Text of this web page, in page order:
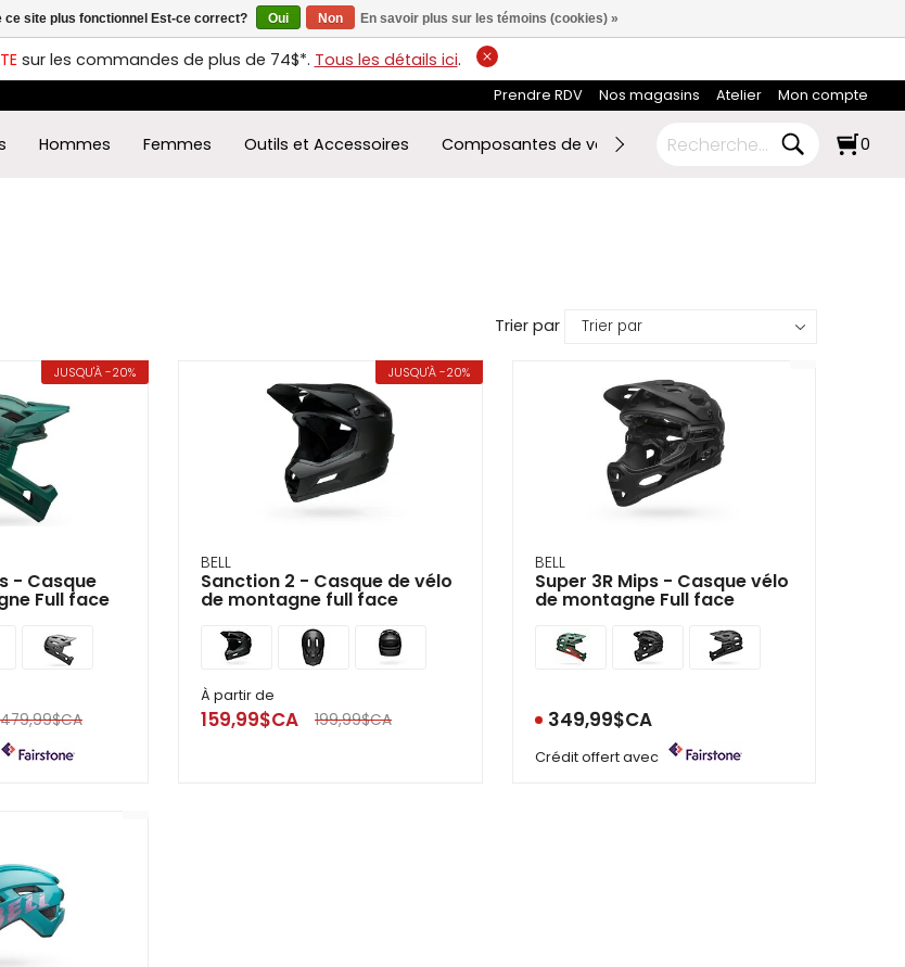
sur les commandes de plus de 74$*. Tous les détails ici.
Prendre RDV Nos magasins Atelier Mon compte
Hommes Femmes Outils et Accessoires Composantes de vélo Ski de fond RABAIS FIN DE
0
Trier par
JUSQU'À -20%
- Casque
Full face
479,99$CA
JUSQU'À -20%
BELL
Sanction 2 - Casque de vélo
de montagne full face
À partir de
159,99$CA 199,99$CA
BELL
Super 3R Mips - Casque vélo
de montagne Full face
349,99$CA
Crédit offert avec
site plus fonctionnel Est-ce correct? Oui Non En savoir plus sur les témoins (cookies) »